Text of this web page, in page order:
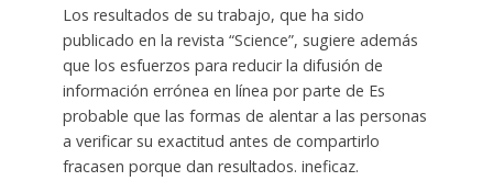
Los resultados de su trabajo, que ha sido
publicado en la revista “Science”, sugiere además
que los esfuerzos para reducir la difusión de
información errónea en línea por parte de Es
probable que las formas de alentar a las personas
a verificar su exactitud antes de compartirlo
fracasen porque dan resultados. ineficaz.